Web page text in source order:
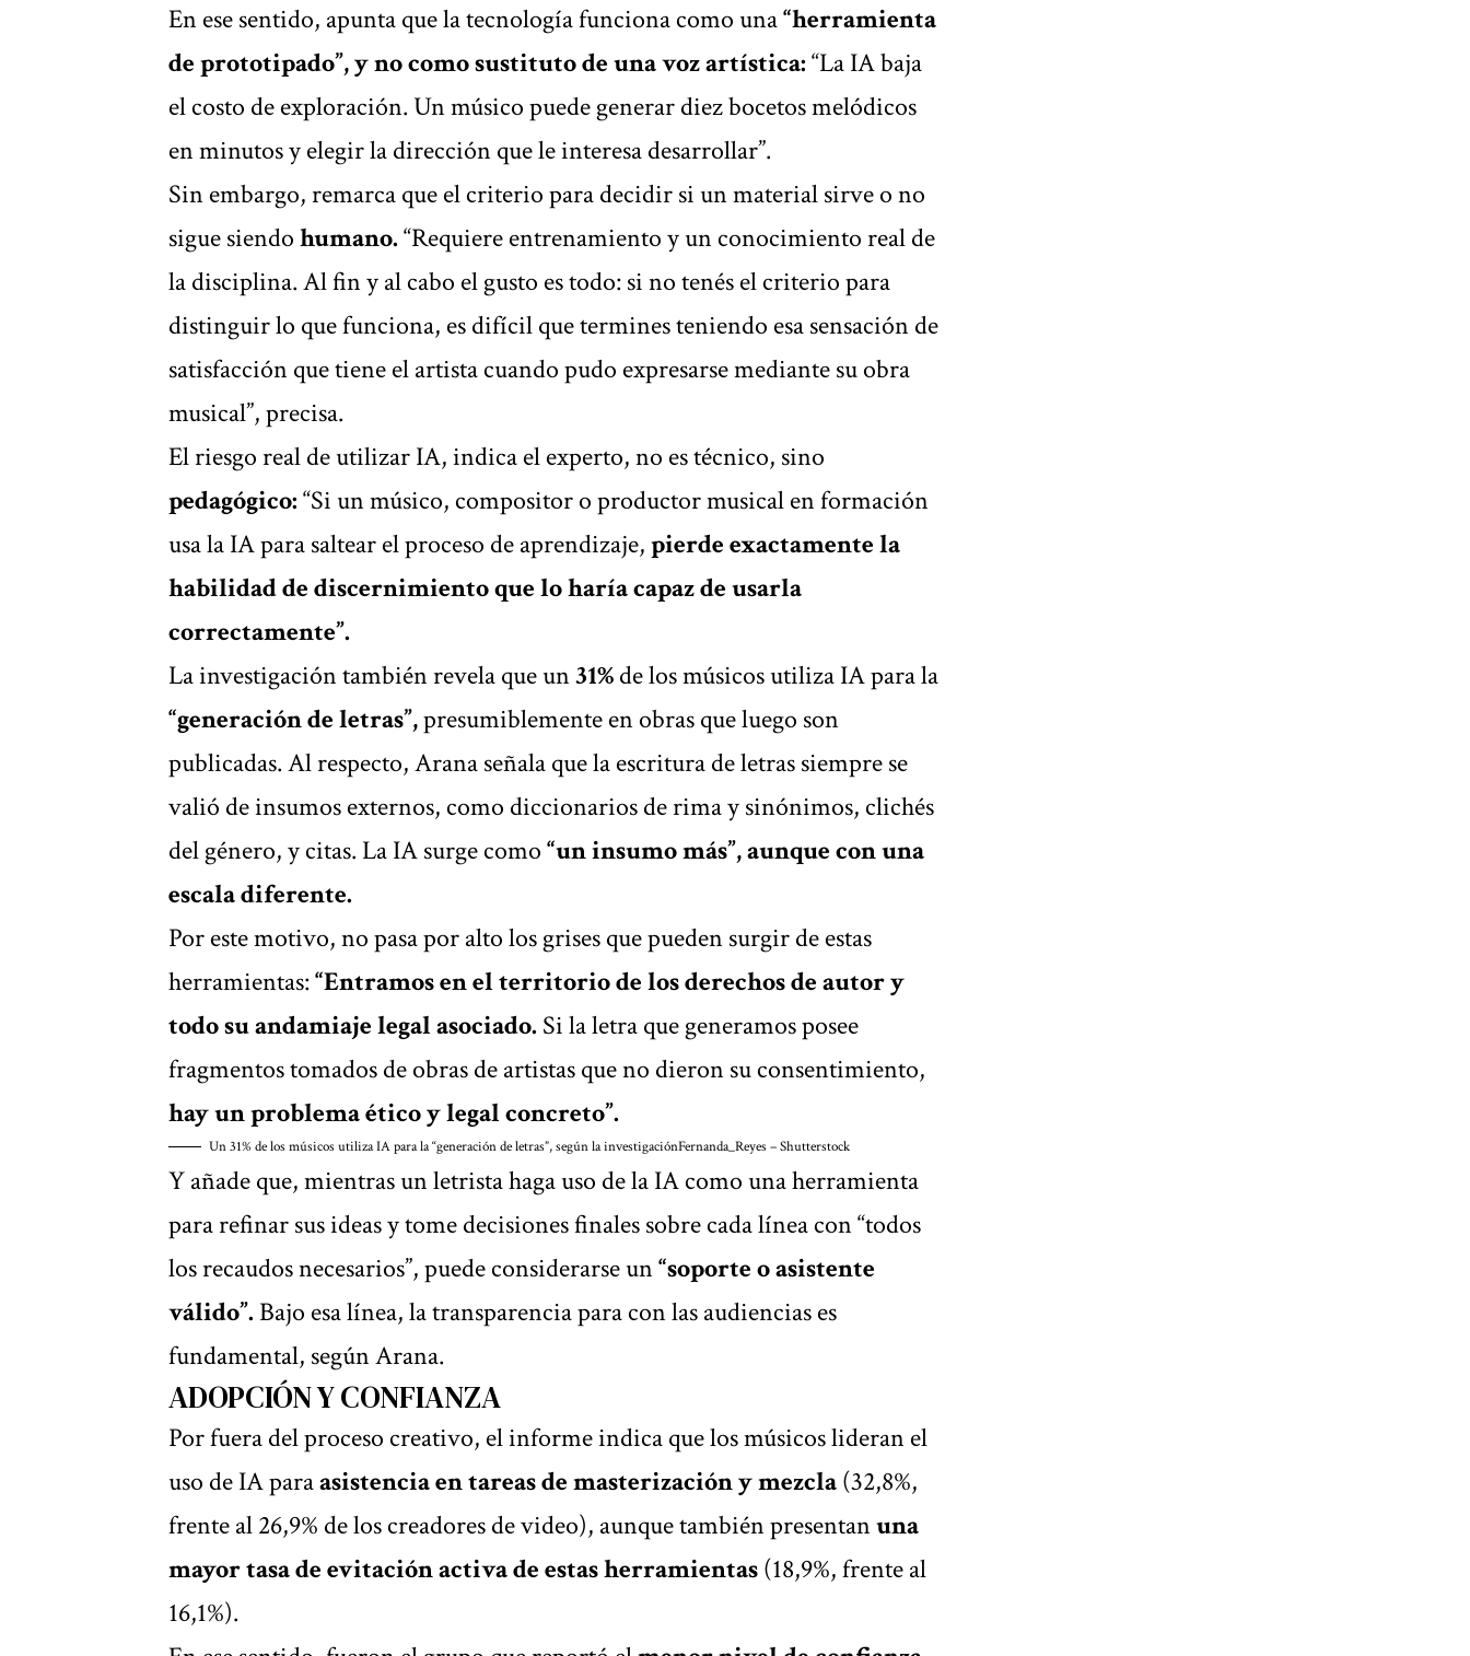
En ese sentido, apunta que la tecnología funciona como una“herramienta
de prototipado”, y no como sustituto de una voz artística:“La IA baja
el costo de exploración. Un músico puede generar diez bocetos melódicos
en minutos y elegir la dirección que le interesa desarrollar”.
Sin embargo, remarca que el criterio para decidir si un material sirve o no
sigue siendohumano.“Requiere entrenamiento y un conocimiento real de
la disciplina. Al fin y al cabo el gusto es todo: si no tenés el criterio para
distinguir lo que funciona, es difícil que termines teniendo esa sensación de
satisfacción que tiene el artista cuando pudo expresarse mediante su obra
musical”, precisa.
El riesgo real de utilizar IA, indica el experto, no es técnico, sino
pedagógico:“Si un músico, compositor o productor musical en formación
usa la IA para saltear el proceso de aprendizaje,pierde exactamente la
habilidad de discernimiento que lo haría capaz de usarla
correctamente”.
La investigación también revela que un31%de los músicos utiliza IA para la
“generación de letras”,presumiblemente en obras que luego son
publicadas. Al respecto, Arana señala que la escritura de letras siempre se
valió de insumos externos, como diccionarios de rima y sinónimos, clichés
del género, y citas. La IA surge como“un insumo más”, aunque con una
escala diferente.
Por este motivo, no pasa por alto los grises que pueden surgir de estas
herramientas:“Entramos en el territorio de los derechos de autor y
todo su andamiaje legal asociado. Si la letra que generamos posee
fragmentos tomados de obras de artistas que no dieron su consentimiento,
hay un problema ético y legal concreto”.
Un 31% de los músicos utiliza IA para la “generación de letras”, según la investigaciónFernanda_Reyes – Shutterstock
Y añade que, mientras un letrista haga uso de la IA como una herramienta
para refinar sus ideas y tome decisiones finales sobre cada línea con “todos
los recaudos necesarios”, puede considerarse un“soporte o asistente
válido”. Bajo esa línea, la transparencia para con las audiencias es
fundamental, según Arana.
ADOPCIÓN Y CONFIANZA
Por fuera del proceso creativo, el informe indica que los músicos lideran el
uso de IA paraasistencia en tareas de masterización y mezcla(32,8%,
frente al 26,9% de los creadores de video), aunque también presentanuna
mayor tasa de evitación activa de estas herramientas(18,9%, frente al
16,1%).